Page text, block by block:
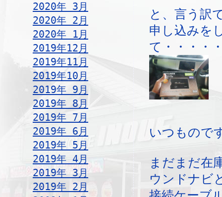
2020年 3月
2020年 2月
2020年 1月
2019年12月
2019年11月
2019年10月
2019年 9月
2019年 8月
2019年 7月
2019年 6月
2019年 5月
2019年 4月
2019年 3月
2019年 2月
と、言う訳
申し込みを
て・・・・
いつもので
まだまだ在
ウンドナビ